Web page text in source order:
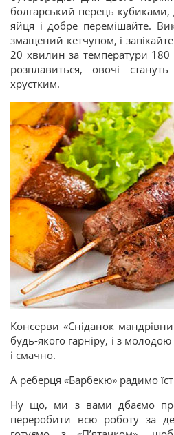
болгарський перець
яйця і добре перемішайте.
змащений кетчупом, і
20 хвилин за температури 180
розплавиться, овочі
хрустким.
Консерви «Сніданок
будь-якого гарніру, і з
і смачно.
А реберця «Барбекю» радимо
Ну що, ми з вами дбаємо
переробити всю роботу за